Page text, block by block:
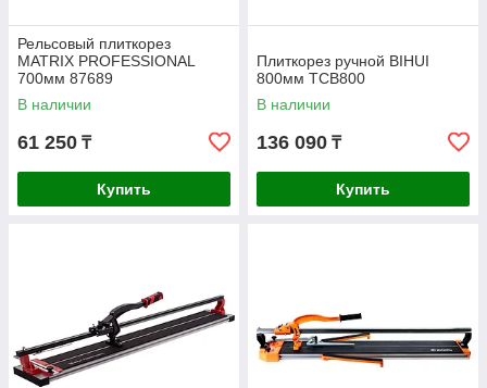
Рельсовый плиткорез
MATRIX PROFESSIONAL
700мм 87689
В наличии
61 250 ₸
Купить
Плиткорез ручной BIHUI
800мм TCB800
В наличии
136 090 ₸
Купить